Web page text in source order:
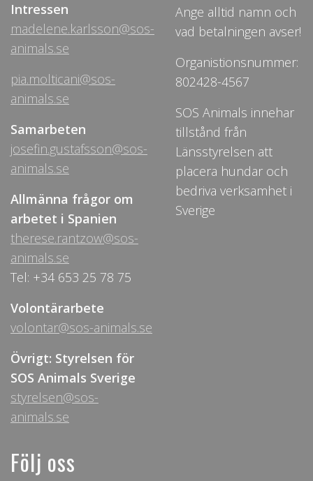
Intressen
madelene.karlsson@sos-
animals.se
pia.molticani@sos-
animals.se
Samarbeten
josefin.gustafsson@sos-
animals.se
Allmänna frågor om
arbetet i Spanien
therese.rantzow@sos-
animals.se
Tel: +34 653 25 78 75
Volontärarbete
volontar@sos-animals.se
Övrigt: Styrelsen för
SOS Animals Sverige
styrelsen@sos-
animals.se
Ange alltid namn och
vad betalningen avser!
Organistionsnummer:
802428-4567
SOS Animals innehar
tillstånd från
Länsstyrelsen att
placera hundar och
bedriva verksamhet i
Sverige
Följ oss